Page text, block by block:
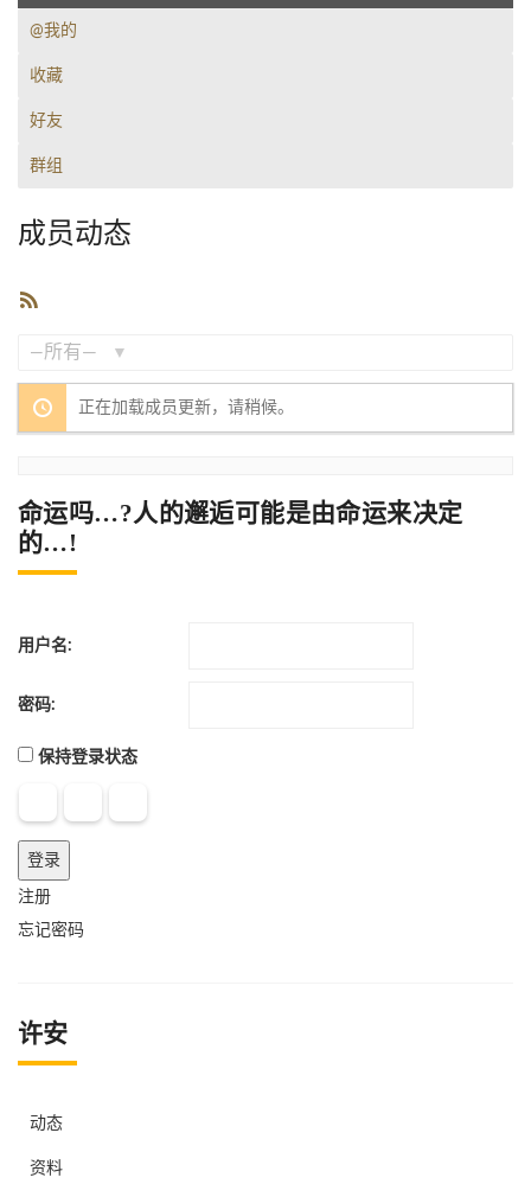
@我的
收藏
好友
群组
成员动态
阅
正在加载成员更新，请稍候。
命运吗…?人的邂逅可能是由命运来决定
的…!
用户名:
密码:
保持登录状态
登录
注册
忘记密码
许安
动态
资料